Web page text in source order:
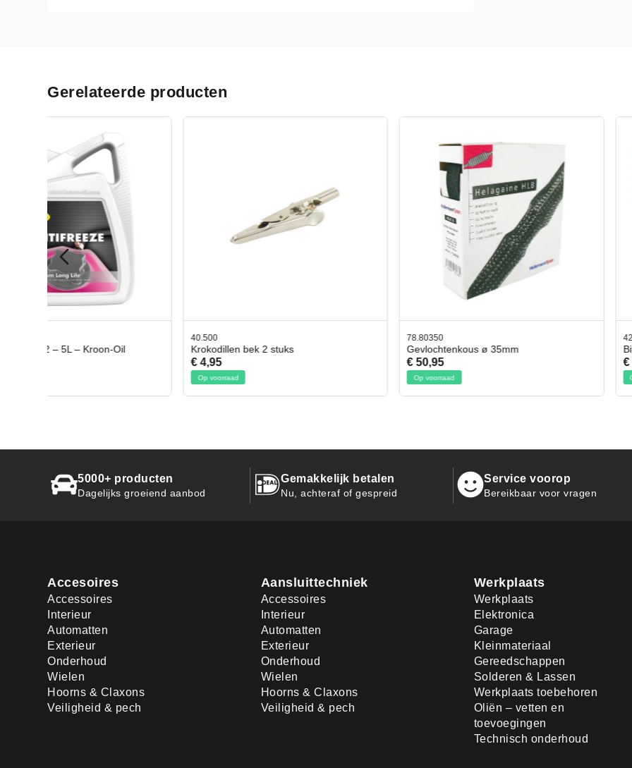
Gerelateerde producten
Krokodillen bek 2 stuks Gevlochtenkous ø 35mm Bit- en Doppenset 19 Delig
5000+ producten
Dagelijks groeiend aanbod
Gemakkelijk betalen
Nu, achteraf of gespreid
Service voorop
Bereikbaar voor vragen
Accesoires
Accessoires
Interieur
Automatten
Exterieur
Onderhoud
Wielen
Hoorns & Claxons
Veiligheid & pech
Aansluittechniek
Accessoires
Interieur
Automatten
Exterieur
Onderhoud
Wielen
Hoorns & Claxons
Veiligheid & pech
Werkplaats
Werkplaats
Elektronica
Garage
Kleinmateriaal
Gereedschappen
Solderen & Lassen
Werkplaats toebehoren
Oliën – vetten en
toevoegingen
Technisch onderhoud